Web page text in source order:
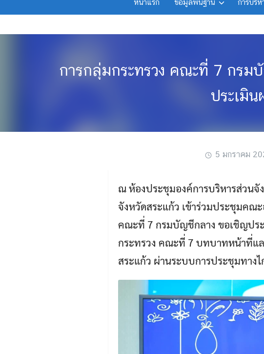
หน้าแรก ข้อมูลพื้นฐาน การบริห
การกลุ่มกระทรวง คณะที่ 7 กรม
ประเมิ
5 มกราคม
ณ ห้องประชุมองค์การบริหารส่วนจั
จังหวัดสระแก้ว เข้าร่วมประชุมคณ
คณะที่ 7 กรมบัญชีกลาง ขอเชิญปร
กระทรวง คณะที่ 7 บทบาทหน้าที่แล
สระแก้ว ผ่านระบบการประชุมทาง